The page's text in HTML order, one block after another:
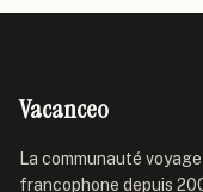
Vacanceo
La communauté voyage
francophone depuis